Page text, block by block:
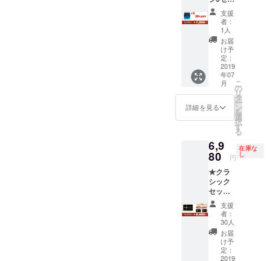
年7月に
お届け
する予
定です
が、生
産、配
送状況
により
遅れる
可能性
いま
す。 ※
となり
ます。
ら選択
可能で
す。 ※
商品の
仕様、
デザイ
ンに関
しまし
ては一
部変更
になる
す。ご
了承く
い。
※2019
年7月に
お届け
する予
定です
が、生
産、配
送状況
産、配
送状況
により
遅れる
可能性
もござ
いま
す。 ※
送料込
の価格
となり
ト （一
般販売
予定価
格2,750
円） <1
セット>
詳細：
・ブ
ラック
の欧州
共通規
格カー
ドリッ
※2019
年7月に
お届け
する予
定です
が、生
産、配
送状況
により
遅れる
可能性
もござ
支援
者：
1人
お届
け予
定：
2019
年07
月
詳細を見る
こ
の
リ
タ
ー
ン
を
選
択
す
る
6,9
80 円
在庫な
し
★クラ
シック
セット1
点 （一
般販売
予定価
格
12,000
円） <1
セット>
支援
者：
30人
お届
け予
定：
2019